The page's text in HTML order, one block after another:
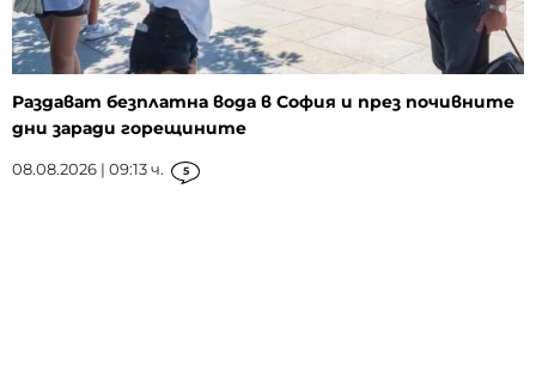
Раздават безплатна вода в София и през почивните
дни заради горещините
08.08.2026 | 09:13 ч. 5